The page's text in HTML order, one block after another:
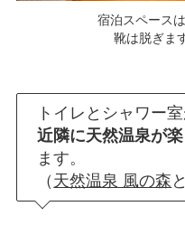
宿泊スペース
靴は脱ぎま
トイレとシャワー
近隣に天然温泉が
ます。
（ 天然温泉 風の森